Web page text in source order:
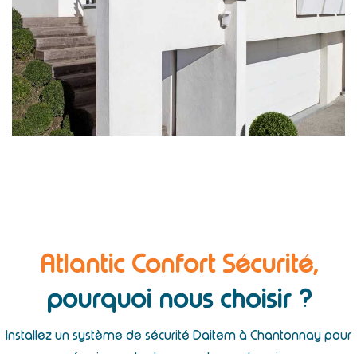
Atlantic Confort Sécurité,
pourquoi nous choisir ?
Installez un système de sécurité Daitem à Chantonnay pour